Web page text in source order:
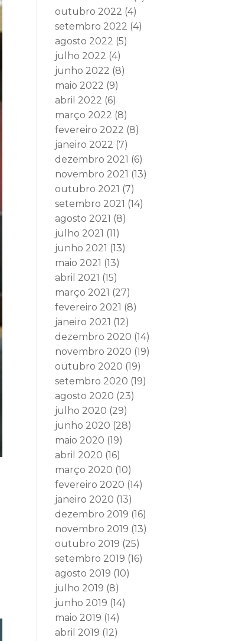
outubro 2022 (4)
setembro 2022 (4)
agosto 2022 (5)
julho 2022 (4)
junho 2022 (8)
maio 2022 (9)
abril 2022 (6)
março 2022 (8)
fevereiro 2022 (8)
janeiro 2022 (7)
dezembro 2021 (6)
novembro 2021 (13)
outubro 2021 (7)
setembro 2021 (14)
agosto 2021 (8)
julho 2021 (11)
junho 2021 (13)
maio 2021 (13)
abril 2021 (15)
março 2021 (27)
fevereiro 2021 (8)
janeiro 2021 (12)
dezembro 2020 (14)
novembro 2020 (19)
outubro 2020 (19)
setembro 2020 (19)
agosto 2020 (23)
julho 2020 (29)
junho 2020 (28)
maio 2020 (19)
abril 2020 (16)
março 2020 (10)
fevereiro 2020 (14)
janeiro 2020 (13)
dezembro 2019 (16)
novembro 2019 (13)
outubro 2019 (25)
setembro 2019 (16)
agosto 2019 (10)
julho 2019 (8)
junho 2019 (14)
maio 2019 (14)
abril 2019 (12)